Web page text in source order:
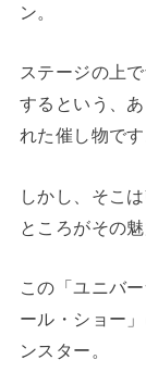
ン。
ステージの上
するという、
れた催し物です
しかし、そこ
ところがその魅
この「ユニバ
ール・ショー
ンスター。